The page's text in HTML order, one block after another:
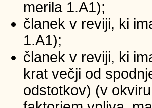
merila 1.A1);
članek v reviji, ki
1.A1);
članek v reviji, ki
krat večji od
odstotkov) (v